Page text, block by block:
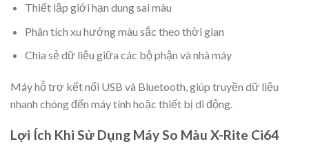
Thiết lập giới hạn dung sai màu
Phân tích xu hướng màu sắc theo thời gian
Chia sẻ dữ liệu giữa các bộ phận và nhà máy
Máy hỗ trợ kết nối USB và Bluetooth, giúp truyền dữ liệu
nhanh chóng đến máy tính hoặc thiết bị di động.
Lợi Ích Khi Sử Dụng Máy So Màu X-Rite Ci64